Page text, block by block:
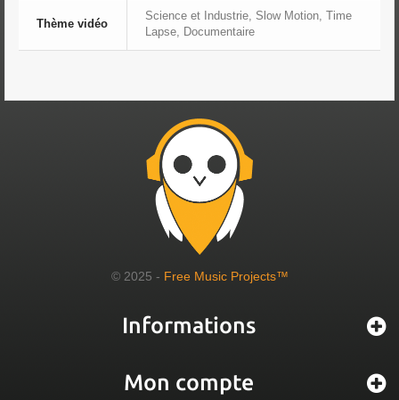
Thème vidéo
Science et Industrie, Slow Motion, Time
Lapse, Documentaire
© 2025 - Free Music Projects™
Informations
Mon compte